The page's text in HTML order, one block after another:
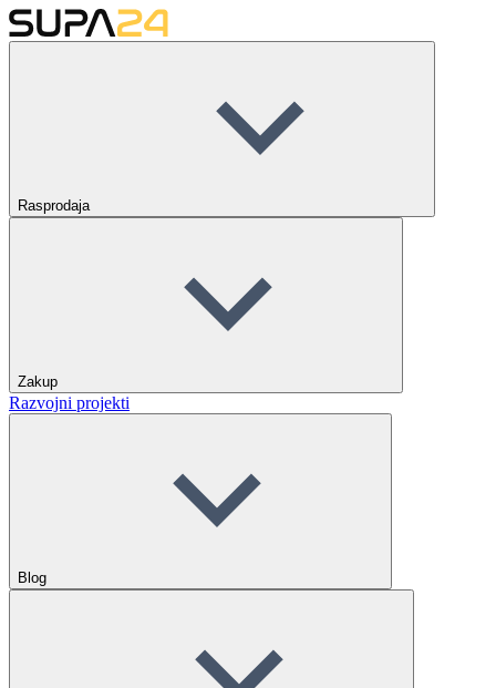
Rasprodaja
Zakup
Razvojni projekti
Blog